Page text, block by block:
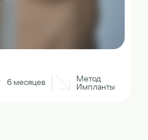
6 месяцев Метод
Импланты